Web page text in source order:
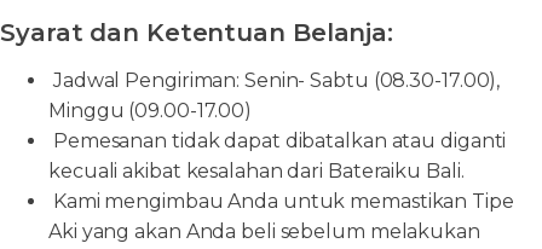
Syarat dan Ketentuan Belanja:
Jadwal Pengiriman: Senin- Sabtu (08.30-17.00),
Minggu (09.00-17.00)
Pemesanan tidak dapat dibatalkan atau diganti
kecuali akibat kesalahan dari Bateraiku Bali.
Kami mengimbau Anda untuk memastikan Tipe
Aki yang akan Anda beli sebelum melakukan